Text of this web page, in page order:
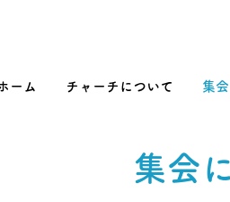
ーム チャーチについて 集
集会